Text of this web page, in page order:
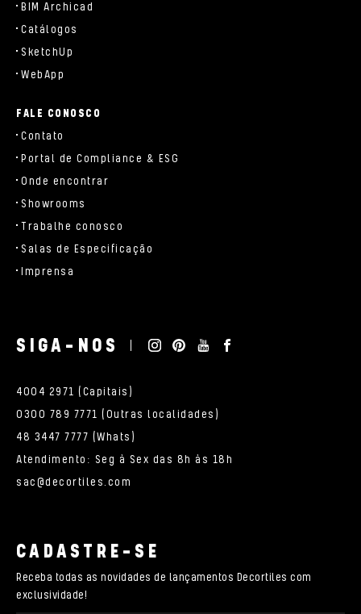
BIM Archicad
Catálogos
SketchUp
WebApp
FALE CONOSCO
Contato
Portal de Compliance & ESG
Onde encontrar
Showrooms
Trabalhe conosco
Salas de Especificação
Imprensa
SIGA-NOS
4004 2971 (Capitais)
0300 789 7771 (Outras localidades)
48 3447 7777 (Whats)
Atendimento: Seg à Sex das 8h às 18h
sac@decortiles.com
CADASTRE-SE
Receba todas as novidades de lançamentos Decortiles com
exclusividade!